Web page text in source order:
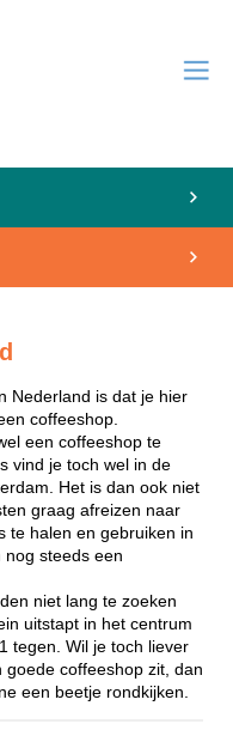
Nederland is dat je hier
coffeeshop.
een coffeeshop te
vind je toch wel in de
Het is dan ook niet
graag afreizen naar
te halen en gebruiken in
nog steeds een
niet lang te zoeken
uitstapt in het centrum
tegen. Wil je toch liever
coffeeshop zit, dan
een beetje rondkijken.